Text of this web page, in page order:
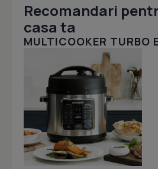
Recomandari
casa ta
MULTICOOKER TURBO